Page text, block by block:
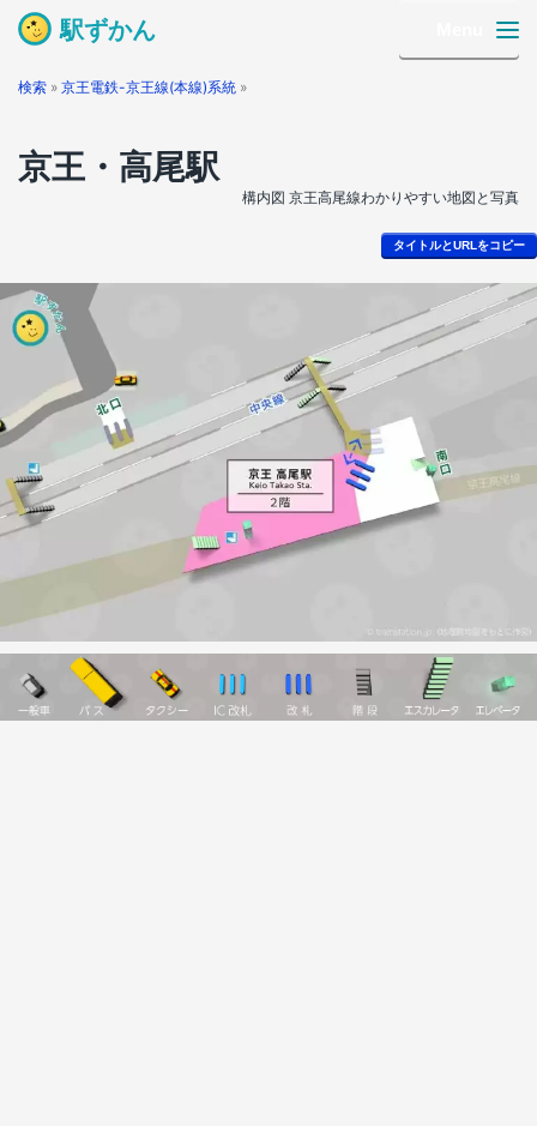
駅ずかん
検索 » 京王電鉄-京王線(本線)系統 »
京王・高尾駅
構内図 京王高尾線わかりやすい地図と写真
タイトルとURLをコピー